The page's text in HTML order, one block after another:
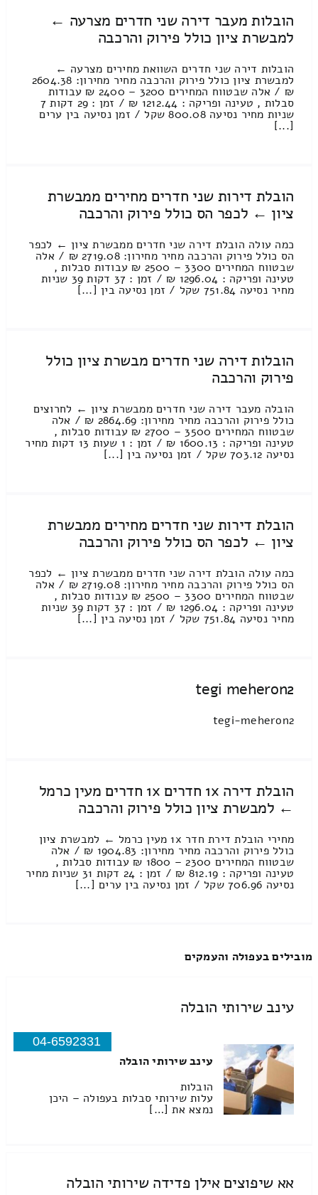
הובלות מעבר דירה שני חדרים מצרעה ←
למבשרת ציון כולל פירוק והרכבה
הובלות דירה שני חדרים השוואת מחירים מצרעה ←
למבשרת ציון כולל פירוק והרכבה מחיר מחירון: 2604.38
₪ / אלה שבטווח המחירים 3200 – 2400 ₪ עבודות
סבלות , טעינה ופריקה : 1212.44 ₪ / זמן : 29 דקות 7
שניות מחיר נסיעה 800.08 שקל / זמן נסיעה בין ערים
[...]
הובלת דירות שני חדרים מחירים ממבשרת
ציון ← לכפר הס כולל פירוק והרכבה
כמה עולה הובלת דירה שני חדרים ממבשרת ציון ← לכפר
הס כולל פירוק והרכבה מחיר מחירון: 2719.08 ₪ / אלה
שבטווח המחירים 3300 – 2500 ₪ עבודות סבלות ,
טעינה ופריקה : 1296.04 ₪ / זמן : 37 דקות 39 שניות
מחיר נסיעה 751.84 שקל / זמן נסיעה בין [...]
הובלות דירה שני חדרים מבשרת ציון כולל
פירוק והרכבה
הובלה מעבר דירה שני חדרים ממבשרת ציון ← לחרוצים
כולל פירוק והרכבה מחיר מחירון: 2864.69 ₪ / אלה
שבטווח המחירים 3500 – 2700 ₪ עבודות סבלות ,
טעינה ופריקה : 1600.13 ₪ / זמן : 1 שעות 13 דקות מחיר
נסיעה 703.12 שקל / זמן נסיעה בין [...]
הובלת דירות שני חדרים מחירים ממבשרת
ציון ← לכפר הס כולל פירוק והרכבה
כמה עולה הובלת דירה שני חדרים ממבשרת ציון ← לכפר
הס כולל פירוק והרכבה מחיר מחירון: 2719.08 ₪ / אלה
שבטווח המחירים 3300 – 2500 ₪ עבודות סבלות ,
טעינה ופריקה : 1296.04 ₪ / זמן : 37 דקות 39 שניות
מחיר נסיעה 751.84 שקל / זמן נסיעה בין [...]
tegi meheron2
tegi-meheron2
הובלת דירה 1x חדרים 1x חדרים מעין כרמל
← למבשרת ציון כולל פירוק והרכבה
מחירי הובלת דירת חדר 1x מעין כרמל ← למבשרת ציון
כולל פירוק והרכבה מחיר מחירון: 1904.83 ₪ / אלה
שבטווח המחירים 2300 – 1800 ₪ עבודות סבלות ,
טעינה ופריקה : 812.19 ₪ / זמן : 24 דקות 31 שניות מחיר
נסיעה 706.96 שקל / זמן נסיעה בין ערים [...]
מובילים בעפולה והעמקים
עינב שירותי הובלה
04-6592331
עינב שירותי הובלה
הובלות
עלות שירותי סבלות בעפולה – היכן
נמצא את […]
אא שיפוצים אילן פדידה שירותי הובלה